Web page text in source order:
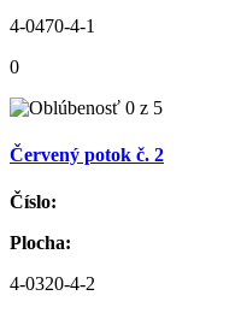
4-0470-4-1
0
Červený potok č. 2
Číslo:
Plocha:
4-0320-4-2